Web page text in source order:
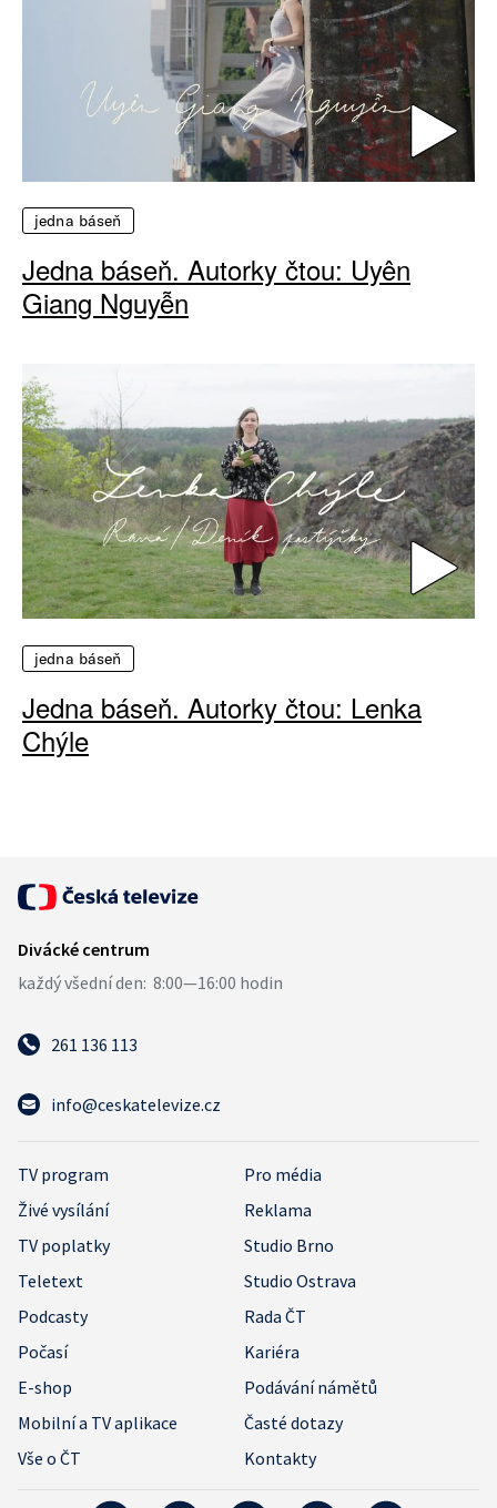
jedna báseň
Jedna báseň. Autorky čtou: Uyên
Giang Nguyễn
jedna báseň
Jedna báseň. Autorky čtou: Lenka
Chýle
261 136 113
info@ceskatelevize.cz
TV program
Pro média
Živé vysílání
Reklama
TV poplatky
Studio Brno
Teletext
Studio Ostrava
Podcasty
Rada ČT
Počasí
Kariéra
E-shop
Podávání námětů
Mobilní a TV aplikace
Časté dotazy
Vše o ČT
Kontakty